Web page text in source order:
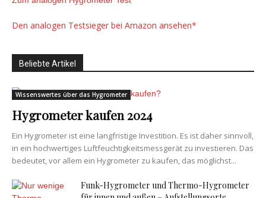
Den analogen Testsieger bei Amazon ansehen*
Beliebte Artikel
Wissenswertes über das Hygrometer
Hygrometer kaufen 2024
Ein Hygrometer ist eine langfristige Investition. Es ist daher sinnvoll,
in ein hochwertiges Luftfeuchtigkeitsmessgerät zu investieren. Das
bedeutet, vor allem ein Hygrometer zu kaufen, das möglichst...
Funk-Hygrometer und Thermo-Hygrometer